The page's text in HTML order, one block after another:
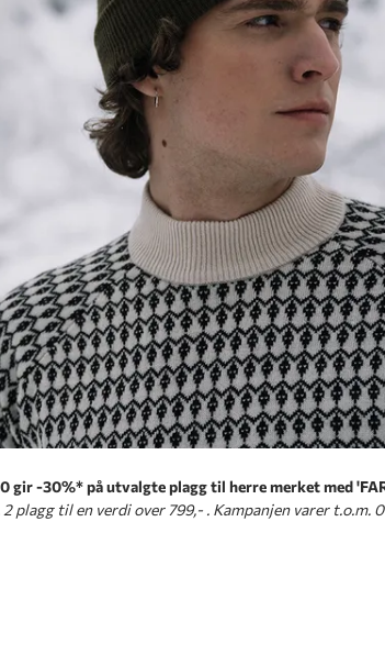
gir -30%* på utvalgte plagg til herre merket med
plagg til en verdi over 799,- . Kampanjen varer t.o.m.